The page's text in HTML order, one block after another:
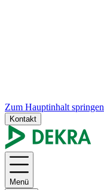
Zum Hauptinhalt springen
Kontakt
Menü